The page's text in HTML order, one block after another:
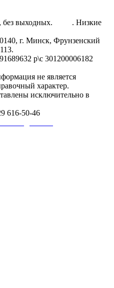
выходных.
. Низкие
г. Минск, Фрунзенский
р\с 301200006182
не является
характер.
исключительно в
616-50-46